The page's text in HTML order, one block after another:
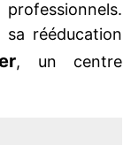
sa rééducation
, un centre